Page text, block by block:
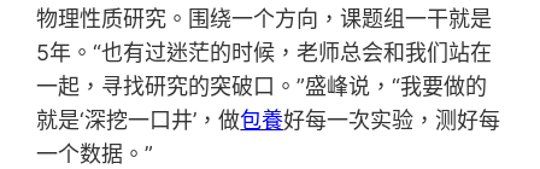
物理性质研究。围绕一个方向，课题组一干就是
5年。“也有过迷茫的时候，老师总会和我们站在
一起，寻找研究的突破口。”盛峰说，“我要做的
就是‘深挖一口井’，做包養好每一次实验，测好每
一个数据。”